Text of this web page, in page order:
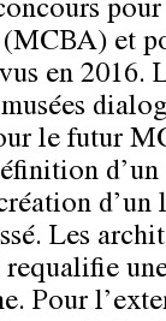
(MCBA) et
en 2016.
le futur
d’un
Les
Pour